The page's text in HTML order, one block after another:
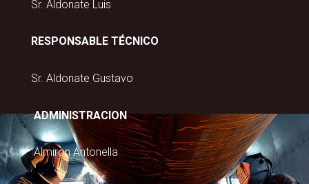
Sr. Aldonate Luis
RESPONSABLE TÉCNICO
Sr. Aldonate Gustavo
ADMINISTRACION
Almiron Antonella